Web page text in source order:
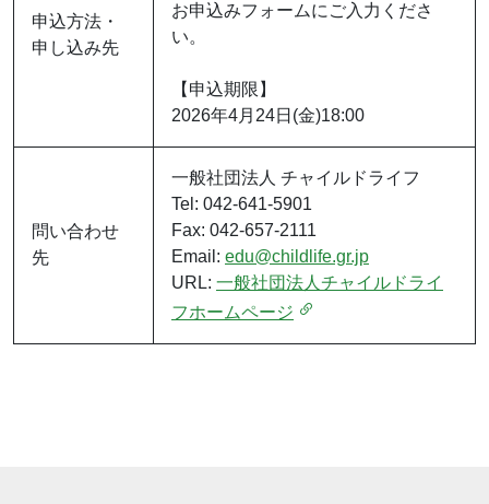
申込方法・
申し込み先
お申込みフォームにご入力くださ
い。
【申込期限】
2026年4月24日(金)18:00
問い合わせ
先
一般社団法人 チャイルドライフ
Tel: 042-641-5901
Fax: 042-657-2111
Email: edu@childlife.gr.jp
URL: 一般社団法人チャイルドライ
フホームページ